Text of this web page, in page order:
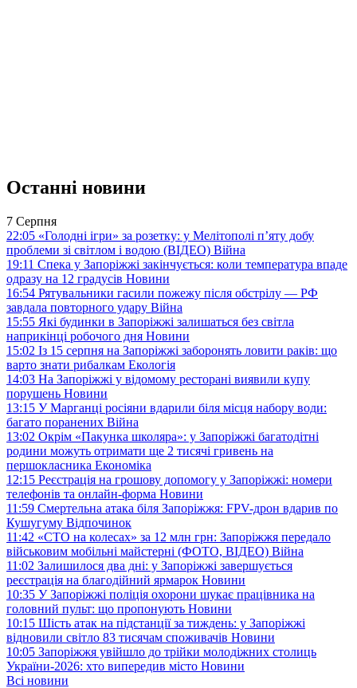
Останні новини
7 Серпня
22:05 «Голодні ігри» за розетку: у Мелітополі п’яту добу
проблеми зі світлом і водою (ВІДЕО) Війна
19:11 Спека у Запоріжжі закінчується: коли температура впаде
одразу на 12 градусів Новини
16:54 Рятувальники гасили пожежу після обстрілу — РФ
завдала повторного удару Війна
15:55 Які будинки в Запоріжжі залишаться без світла
наприкінці робочого дня Новини
15:02 Із 15 серпня на Запоріжжі заборонять ловити раків: що
варто знати рибалкам Екологія
14:03 На Запоріжжі у відомому ресторані виявили купу
порушень Новини
13:15 У Марганці росіяни вдарили біля місця набору води:
багато поранених Війна
13:02 Окрім «Пакунка школяра»: у Запоріжжі багатодітні
родини можуть отримати ще 2 тисячі гривень на
першокласника Економіка
12:15 Реєстрація на грошову допомогу у Запоріжжі: номери
телефонів та онлайн-форма Новини
11:59 Смертельна атака біля Запоріжжя: FPV-дрон вдарив по
Кушугуму Відпочинок
11:42 «СТО на колесах» за 12 млн грн: Запоріжжя передало
військовим мобільні майстерні (ФОТО, ВІДЕО) Війна
11:02 Залишилося два дні: у Запоріжжі завершується
реєстрація на благодійний ярмарок Новини
10:35 У Запоріжжі поліція охорони шукає працівника на
головний пульт: що пропонують Новини
10:15 Шість атак на підстанції за тиждень: у Запоріжжі
відновили світло 83 тисячам споживачів Новини
10:05 Запоріжжя увійшло до трійки молодіжних столиць
України-2026: хто випередив місто Новини
Всі новини